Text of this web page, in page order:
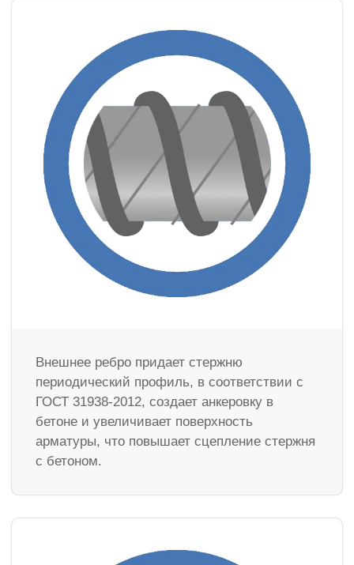
Внешнее ребро придает стержню
периодический профиль, в соответствии с
ГОСТ 31938-2012, создает анкеровку в
бетоне и увеличивает поверхность
арматуры, что повышает сцепление стержня
с бетоном.